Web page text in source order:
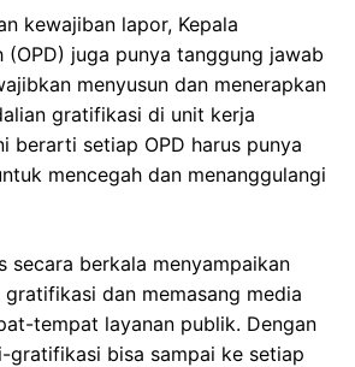
kewajiban lapor, Kepala
(OPD) juga punya tanggung jawab
menyusun dan menerapkan
gratifikasi di unit kerja
berarti setiap OPD harus punya
mencegah dan menanggulangi
secara berkala menyampaikan
dan memasang media
tempat layanan publik. Dengan
gratifikasi bisa sampai ke setiap